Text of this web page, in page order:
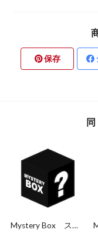
保存
Mystery Box ステ